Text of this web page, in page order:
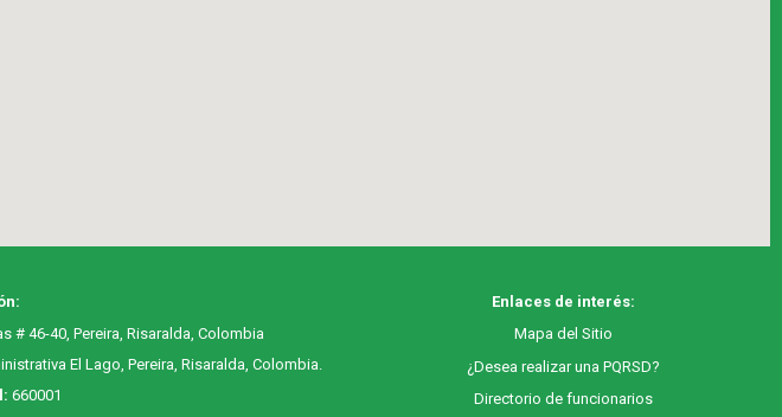
# 46-40, Pereira, Risaralda, Colombia
El Lago, Pereira, Risaralda, Colombia.
660001
Enlaces de interés:
Mapa del Sitio
¿Desea realizar una PQRSD?
Directorio de funcionarios